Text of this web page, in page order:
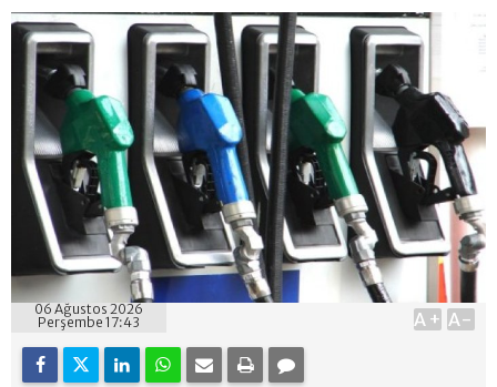
06 Ağustos 2026
Perşembe 17:43
A+ A-